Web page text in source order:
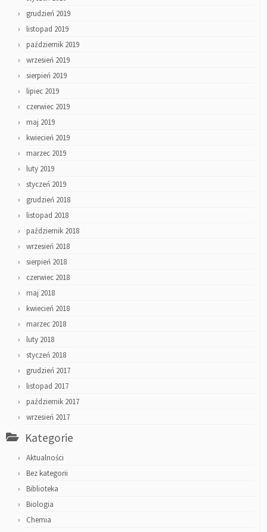
grudzień 2019
listopad 2019
październik 2019
wrzesień 2019
sierpień 2019
lipiec 2019
czerwiec 2019
maj 2019
kwiecień 2019
marzec 2019
luty 2019
styczeń 2019
grudzień 2018
listopad 2018
październik 2018
wrzesień 2018
sierpień 2018
czerwiec 2018
maj 2018
kwiecień 2018
marzec 2018
luty 2018
styczeń 2018
grudzień 2017
listopad 2017
październik 2017
wrzesień 2017
Kategorie
Aktualności
Bez kategorii
Biblioteka
Biologia
Chemia